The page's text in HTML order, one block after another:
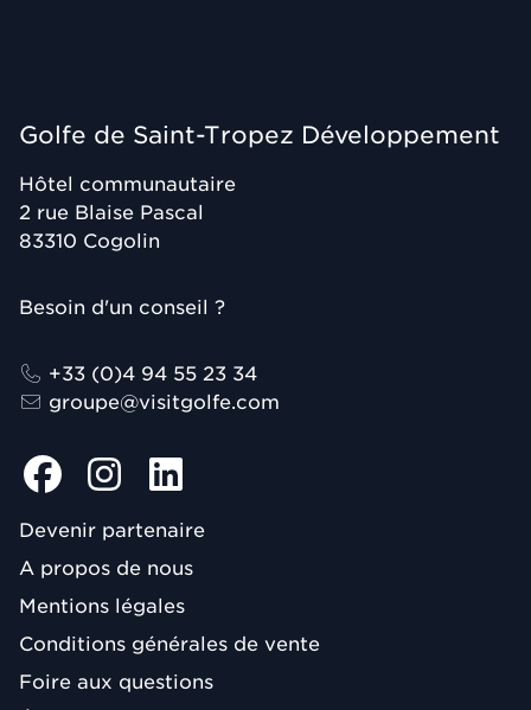
Golfe de Saint-Tropez Développement
Hôtel communautaire
2 rue Blaise Pascal
83310 Cogolin
Besoin d'un conseil ?
+33 (0)4 94 55 23 34
groupe@visitgolfe.com
Devenir partenaire
A propos de nous
Mentions légales
Conditions générales de vente
Foire aux questions